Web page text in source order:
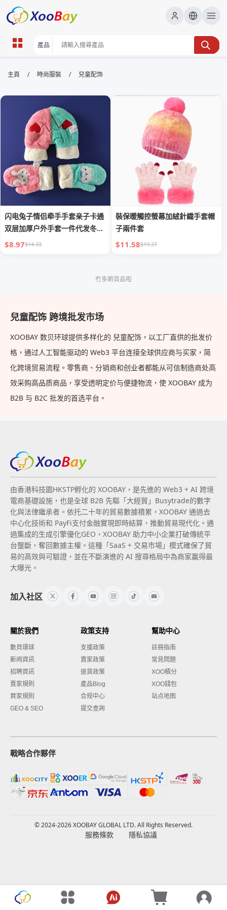
兒童配饰 | XOOBAY B2B/B2C
兒童配飾,兒童首飾,安全飾品,髮飾,手鏈,童裝配件,親子飾
品, wholesale 兒童配饰, XOOBAY
本頁提供兒童配飾的安全與時尚建議，涵蓋材質選擇、尺寸建議、佩戴注
意事項及熱門款式，幫助家長快速選購適合孩子的飾品。
主頁 / 時尚服裝 / 兒童配饰
闪电兔子情侣牵手手套亲子卡通
双层加厚户外手套一件代发冬季
保暖
$8.97$14.33
裝保暖觸控螢幕加絨針織手套帽
子兩件套
$11.58$19.27
冇多啲貨品啦
兒童配饰 跨境批发市场
XOOBAY 数贝环球提供多样化的 兒童配饰，以工厂直供的批发价
格，通过人工智能驱动的 Web3 平台连接全球供应商与买家，简
化跨境贸易流程。零售商、分销商和创业者都能从可信制造商处高
效采购高品质商品，享受透明定价与便捷物流，使 XOOBAY 成为
B2B 与 B2C 批发的首选平台。
由香港科技園HKSTP孵化的 XOOBAY，是先進的 Web3 + AI 跨境
電商基礎設施，也是全球 B2B 先驅「大經貿」Busytrade的數字
化與法律繼承者。依托二十年的貿易數據積累，XOOBAY 通過去
中心化技術和 PayFi支付金融實現即時結算，推動貿易現代化。通
過集成的生成引擎優化GEO，XOOBAY 助力中小企業打破傳統平
台壟斷，奪回數據主權。這種「SaaS + 交易市場」模式確保了貿
易的高效與可驗證，並在不斷演進的 AI 搜尋格局中為商家贏得最
大曝光。
加入社区
關於我們
數貝環球
新闻資訊
招聘資訊
賣家規則
買家規則
GEO & SEO
政策支持
支援政策
賣家政策
退貨政策
產品Blog
合规中心
提交查詢
幫助中心
註冊指南
常見問題
XOO積分
XOO錢包
站点地图
戰略合作夥伴
© 2024-2026 XOOBAY GLOBAL LTD. All Rights Reserved.
服務條款 隱私協議